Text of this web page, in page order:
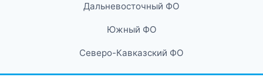
Дальневосточный ФО
Южный ФО
Северо-Кавказский ФО